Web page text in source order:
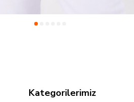
Kategorilerimiz